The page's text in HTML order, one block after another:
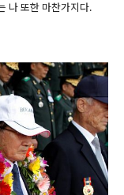
나 또한 마찬가지다.